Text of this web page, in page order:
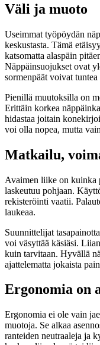
Väli ja muoto
Useimmat työpöydän
keskustasta. Tämä
katsomatta alaspäin
Näppäinsuojukset ovat
sormenpäät voivat
Pienillä muutoksilla on
Erittäin korkea
hidastaa joitain
voi olla nopea, mutta
Matkailu,
Avaimen liike on kuinka
laskeutuu pohjaan.
rekisteröinti vaatii.
laukeaa.
Suunnittelijat
voi väsyttää käsiäsi.
kuin tarvitaan. Hyvällä
ajattelematta jokaista
Ergonomia on
Ergonomia ei ole vain
muotoja. Se alkaa
ranteiden neutraaleja ja